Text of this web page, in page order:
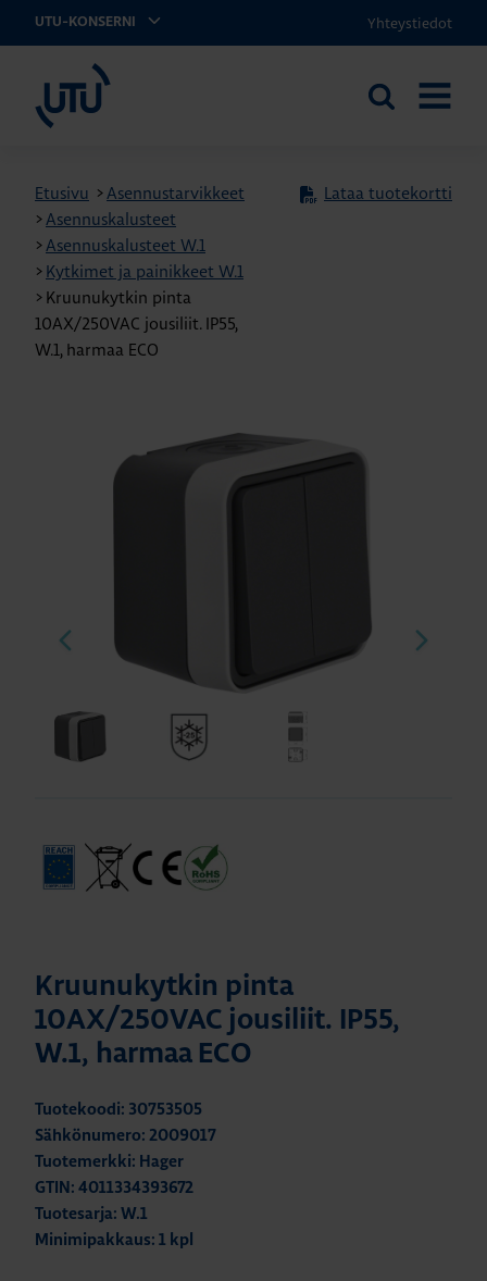
UTU-KONSERNI Yhteystiedot
Etsi
Etusivu >Asennustarvikkeet
>Asennuskalusteet
>Asennuskalusteet W.1
> Kytkimet ja painikkeet W.1
> Kruunukytkin pinta
10AX/250VAC jousiliit. IP55,
W.1, harmaa ECO
Lataa tuotekortti
Kruunukytkin pinta
10AX/250VAC jousiliit. IP55,
W.1, harmaa ECO
Tuotekoodi: 30753505
Sähkönumero: 2009017
Tuotemerkki: Hager
GTIN: 4011334393672
Tuotesarja: W.1
Minimipakkaus: 1 kpl